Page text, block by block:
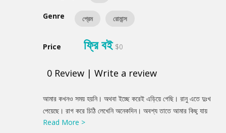
Genre প্রেম রোমান্স
Price ফ্রি বই $0
0 Review | Write a review
Summery
আমার কখনও সময় হয়নি। অথবা ইচ্ছে করেই এড়িয়ে গেছি। রানু এতে দুঃখ
পেয়েছে। রাগ করে চিঠি লেখেনি অনেকদিন। অবশ্য তাতে আমার কিছু যায়
আসে না। আমি এই রকমই। কে কোথায় আমার কথা ভেবে কষ্ট পায়, নির্ঘুম রাত
Read More >